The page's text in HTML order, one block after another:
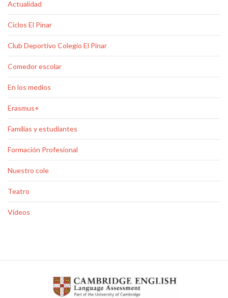
Actualidad
Ciclos El Pinar
Club Deportivo Colegio El Pinar
Comedor escolar
En los medios
Erasmus+
Familias y estudiantes
Formación Profesional
Nuestro cole
Teatro
Vídeos